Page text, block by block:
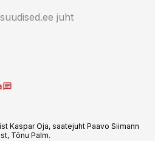
juht
Kaspar Oja, saatejuht Paavo Siimann
Tõnu Palm.